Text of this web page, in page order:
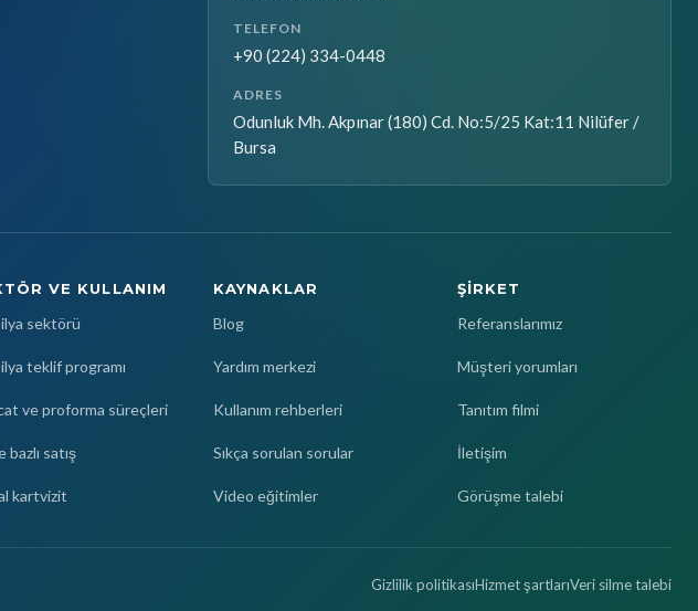
TELEFON
+90 (224) 334-0448
ADRES
Odunluk Mh. Akpınar (180) Cd. No:5/25 Kat:11 Nilüfer /
Bursa
VE KULLANIM
sektörü
teklif programı
ve proforma süreçleri
bazlı satış
kartvizit
KAYNAKLAR
Blog
Yardım merkezi
Kullanım rehberleri
Sıkça sorulan sorular
Video eğitimler
ŞIRKET
Referanslarımız
Müşteri yorumları
Tanıtım filmi
İletişim
Görüşme talebi
Gizlilik politikasıHizmet şartlarıVeri silme talebi